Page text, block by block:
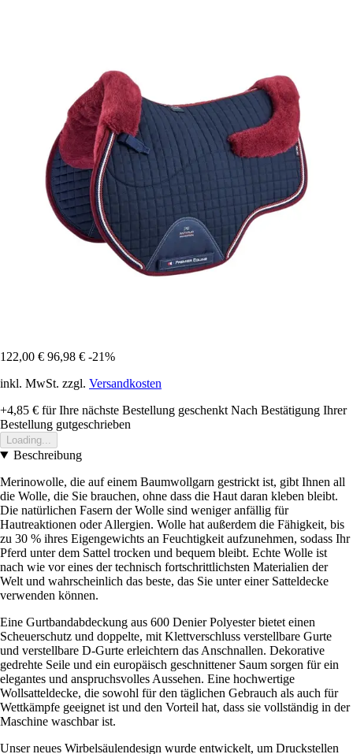
122,00 € 96,98 € -21%
inkl. MwSt. zzgl. Versandkosten
+4,85 € für Ihre nächste Bestellung geschenkt Nach Bestätigung Ihrer
Bestellung gutgeschrieben
Loading...
Beschreibung
Merinowolle, die auf einem Baumwollgarn gestrickt ist, gibt Ihnen all
die Wolle, die Sie brauchen, ohne dass die Haut daran kleben bleibt.
Die natürlichen Fasern der Wolle sind weniger anfällig für
Hautreaktionen oder Allergien. Wolle hat außerdem die Fähigkeit, bis
zu 30 % ihres Eigengewichts an Feuchtigkeit aufzunehmen, sodass Ihr
Pferd unter dem Sattel trocken und bequem bleibt. Echte Wolle ist
nach wie vor eines der technisch fortschrittlichsten Materialien der
Welt und wahrscheinlich das beste, das Sie unter einer Satteldecke
verwenden können.
Eine Gurtbandabdeckung aus 600 Denier Polyester bietet einen
Scheuerschutz und doppelte, mit Klettverschluss verstellbare Gurte
und verstellbare D-Gurte erleichtern das Anschnallen. Dekorative
gedrehte Seile und ein europäisch geschnittener Saum sorgen für ein
elegantes und anspruchsvolles Aussehen. Eine hochwertige
Wollsatteldecke, die sowohl für den täglichen Gebrauch als auch für
Wettkämpfe geeignet ist und den Vorteil hat, dass sie vollständig in der
Maschine waschbar ist.
Unser neues Wirbelsäulendesign wurde entwickelt, um Druckstellen